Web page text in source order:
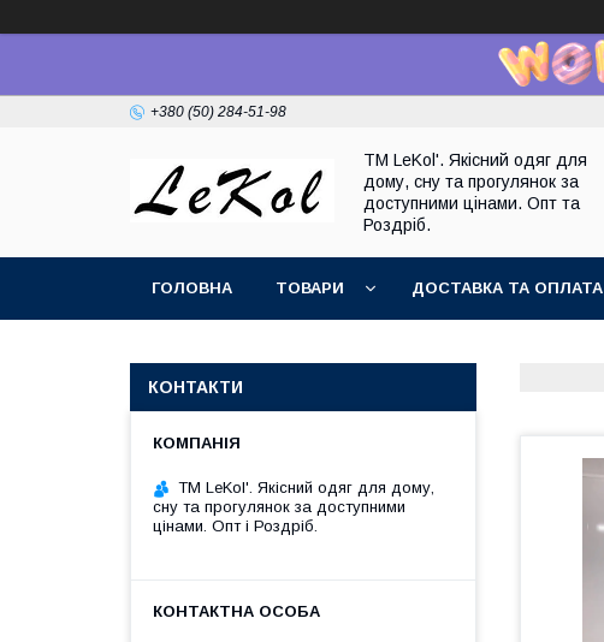
+380 (50) 284-51-98
TM LeKol'. Якісний одяг для
дому, сну та прогулянок за
доступними цінами. Опт та
Роздріб.
ГОЛОВНА ТОВАРИ ДОСТАВКА ТА ОПЛАТА
КОНТАКТИ
TM LeKol'. Якісний одяг для дому,
сну та прогулянок за доступними
цінами. Опт і Роздріб.